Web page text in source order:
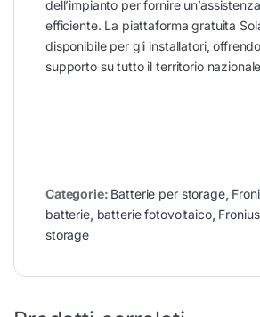
dell’impianto per fornire
efficiente. La piattaforma gratuita
disponibile per gli installatori,
supporto su tutto il territorio
Categorie: Batterie per storage,
batterie, batterie fotovoltaico, Fronius
storage